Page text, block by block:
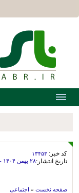
کد خبر: ۱۳۴۵۳
تاریخ انتشار:۲۸ بهمن ۱۴۰۴ - ۱۱:۰۶
صفحه نخست » اجتماعی